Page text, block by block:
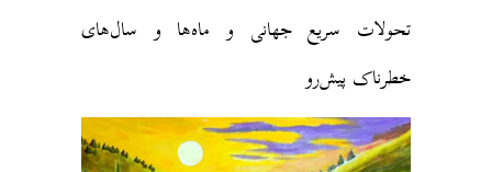
تحولات سریع جهانی و ماه‌ها و سال‌های
خطرناک پیش‌رو